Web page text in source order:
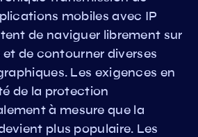
mobiles avec IP
de naviguer librement sur
de contourner diverses
Les exigences en
de la protection
à mesure que la
plus populaire. Les